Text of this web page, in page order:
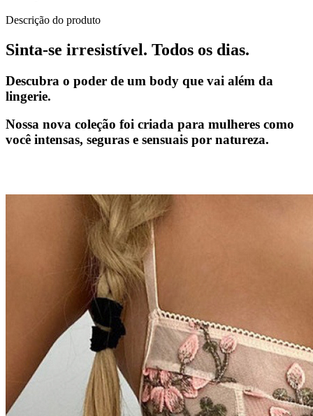
Descrição do produto
Sinta-se irresistível. Todos os dias.
Descubra o poder de um body que vai além da
lingerie.
Nossa nova coleção foi criada para mulheres como
você intensas, seguras e sensuais por natureza.